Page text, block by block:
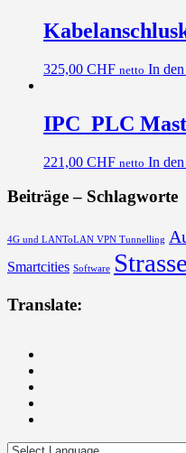
325,00 CHF netto In
IPC_PLC
221,00 CHF netto In
Beiträge – Schlagworte
4G und LANToLAN VPN Tunnelling
Smartcities Software
Translate: